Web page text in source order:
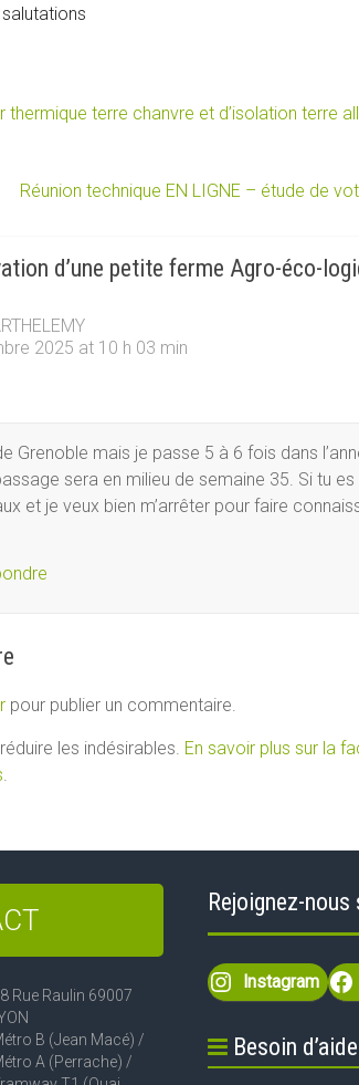
thermique terre chanvre et d’isolation terre
Réunion technique EN LIGNE – étude de
d’une petite ferme Agro-éco-
2025 at 10 h 03 min
Grenoble mais je passe 5 à 6 fois dans
sera en milieu de semaine 35. Si tu
et je veux bien m’arrêter pour faire
pour publier un commentaire.
les indésirables. En savoir plus sur la
.
Rue Raulin 69007
B (Jean Macé) /
A (Perrache) /
Rejoignez-
Instagram
Besoin